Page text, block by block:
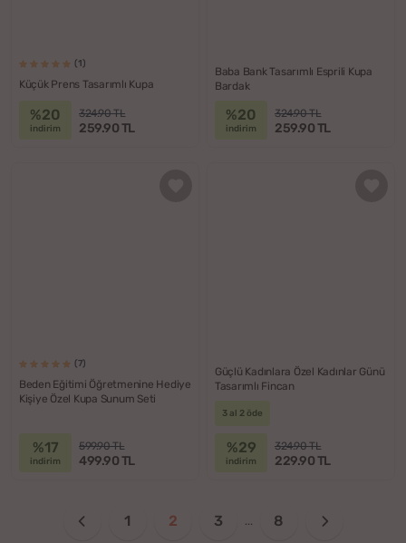
(1)
Küçük Prens Tasarımlı Kupa
%20
indirim
324.90 TL
259.90 TL
Baba Bank Tasarımlı Esprili Kupa
Bardak
%20
indirim
324.90 TL
259.90 TL
(7)
Beden Eğitimi Öğretmenine Hediye
Kişiye Özel Kupa Sunum Seti
%17
indirim
599.90 TL
499.90 TL
Güçlü Kadınlara Özel Kadınlar Günü
Tasarımlı Fincan
3 al 2 öde
%29
indirim
324.90 TL
229.90 TL
1 2 3 8